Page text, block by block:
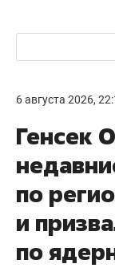
6 августа 2026,
Генсек
по
и
по